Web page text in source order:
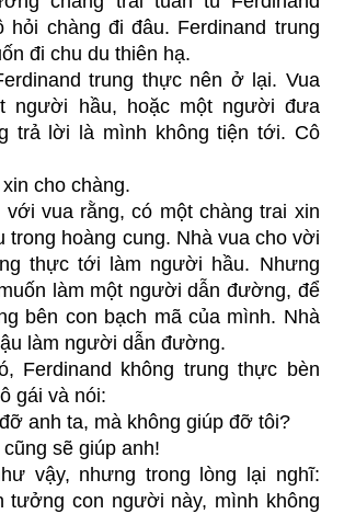
hỏi chàng đi đâu. Ferdinand trung
đi chu du thiên hạ.
trung thực nên ở lại. Vua
người hầu, hoặc một người đưa
trả lời là mình không tiện tới. Cô
cho chàng.
vua rằng, có một chàng trai xin
trong hoàng cung. Nhà vua cho vời
thực tới làm người hầu. Nhưng
làm một người dẫn đường, để
bên con bạch mã của mình. Nhà
làm người dẫn đường.
Ferdinand không trung thực bèn
gái và nói:
anh ta, mà không giúp đỡ tôi?
sẽ giúp anh!
vậy, nhưng trong lòng lại nghĩ:
tưởng con người này, mình không